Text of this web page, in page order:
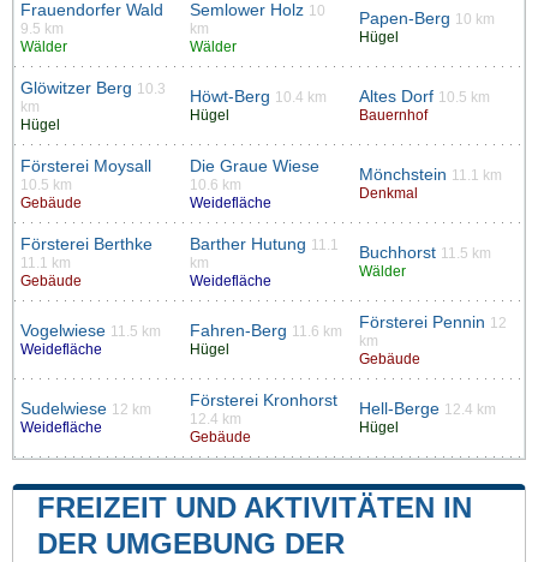
Frauendorfer Wald
9.5 km
Wälder
Semlower Holz 10
km
Wälder
Papen-Berg 10 km
Hügel
Glöwitzer Berg 10.3
km
Hügel
Höwt-Berg 10.4 km
Hügel
Altes Dorf 10.5 km
Bauernhof
Försterei Moysall
10.5 km
Gebäude
Die Graue Wiese
10.6 km
Weidefläche
Mönchstein 11.1 km
Denkmal
Försterei Berthke
11.1 km
Gebäude
Barther Hutung 11.1
km
Weidefläche
Buchhorst 11.5 km
Wälder
Vogelwiese 11.5 km
Weidefläche
Fahren-Berg 11.6 km
Hügel
Försterei Pennin 12
km
Gebäude
Sudelwiese 12 km
Weidefläche
Försterei Kronhorst
12.4 km
Gebäude
Hell-Berge 12.4 km
Hügel
FREIZEIT UND AKTIVITÄTEN IN
DER UMGEBUNG DER